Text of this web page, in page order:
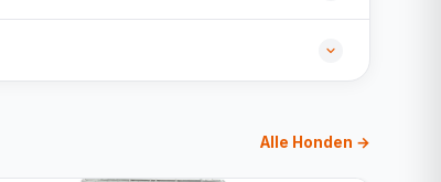
Alle Honden →